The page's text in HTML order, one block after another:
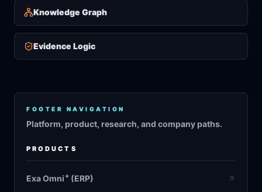
Knowledge Graph
Evidence Logic
FOOTER NAVIGATION
Platform, product, research, and company paths.
PRODUCTS
Exa Omni +(ERP)